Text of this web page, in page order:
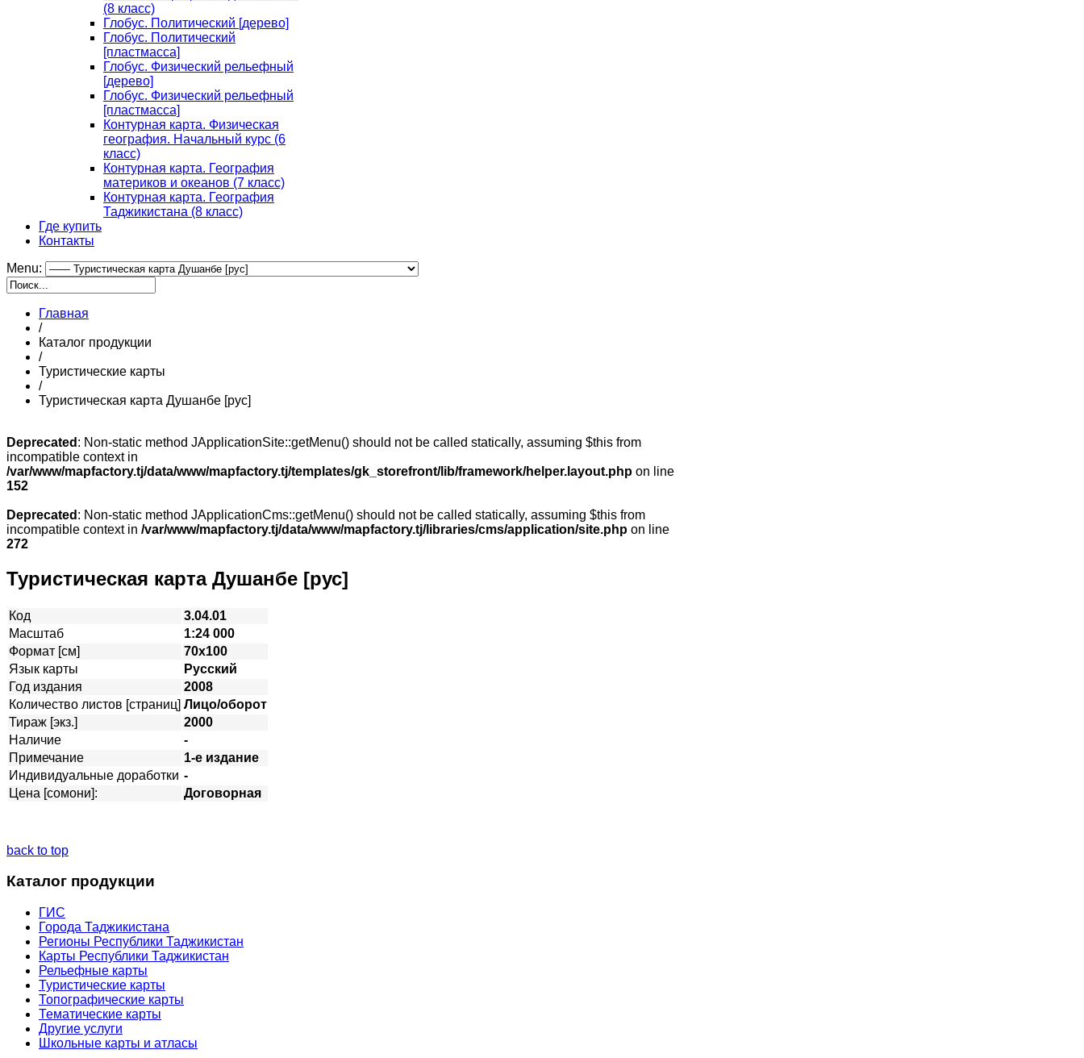
(8 класс)
Глобус. Политический [дерево]
Глобус. Политический
[пластмасса]
Глобус. Физический рельефный
[дерево]
Глобус. Физический рельефный
[пластмасса]
Контурная карта. Физическая
география. Начальный курс (6
класс)
Контурная карта. География
материков и океанов (7 класс)
Контурная карта. География
Таджикистана (8 класс)
Где купить
Контакты
Menu:
Главная
/
Каталог продукции
/
Туристические карты
/
Туристическая карта Душанбе [рус]
Deprecated : Non-static method JApplicationSite::getMenu() should not be called statically, assuming $this from
incompatible context in
/var/www/mapfactory.tj/data/www/mapfactory.tj/templates/gk_storefront/lib/framework/helper.layout.php on line
152
Deprecated : Non-static method JApplicationCms::getMenu() should not be called statically, assuming $this from
incompatible context in /var/www/mapfactory.tj/data/www/mapfactory.tj/libraries/cms/application/site.php on line
272
Туристическая карта Душанбе [рус]
Код
3.04.01
Масштаб
1:24 000
Формат [см]
70х100
Язык карты
Русский
Год издания
2008
Количество листов [страниц] Лицо/оборот
Тираж [экз.]
2000
Наличие
-
Примечание
1-е издание
Индивидуальные доработки -
Цена [сомони]:
Договорная
back to top
Каталог продукции
ГИС
Города Таджикистана
Регионы Республики Таджикистан
Карты Республики Таджикистан
Рельефные карты
Туристические карты
Топографические карты
Тематические карты
Другие услуги
Школьные карты и атласы